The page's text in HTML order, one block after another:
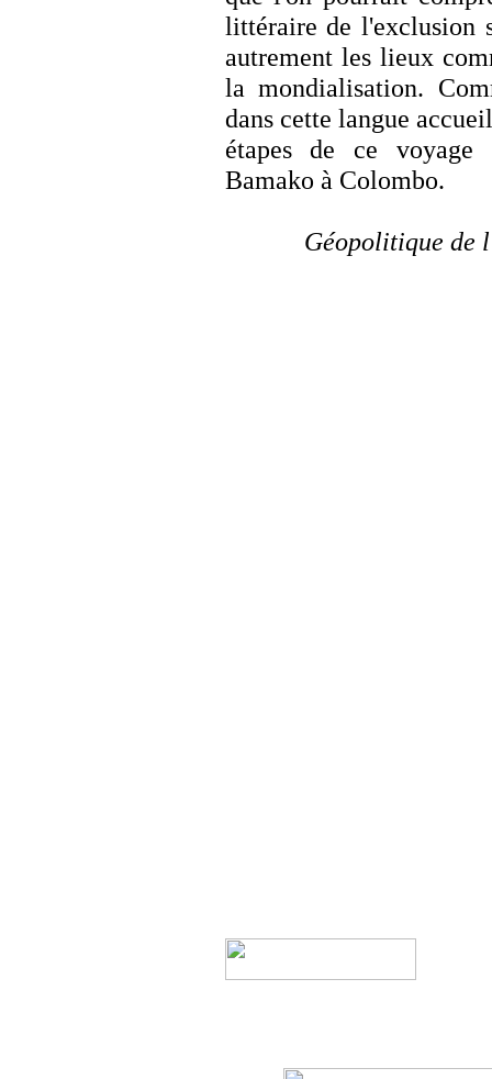
littéraire de l'exclusion
autrement les lieux
la mondialisation.
dans cette langue
étapes de ce
Bamako à Colombo.
Géopolitique de